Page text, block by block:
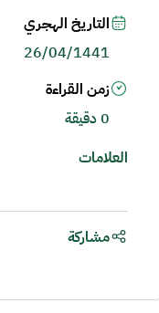
التاريخ الهجري
26/04/1441
زمن القراءة
0 دقيقة
العلامات
مشاركة